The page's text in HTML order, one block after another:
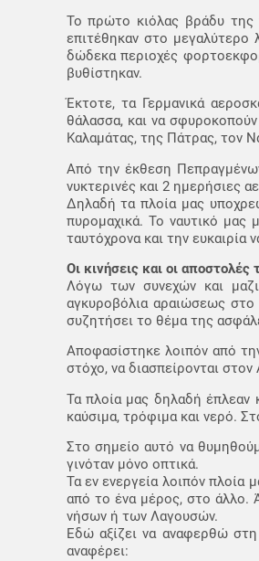
Το πρώτο κιόλας βράδυ της
επιτέθηκαν στο
δώδεκα περιοχές
βυθίστηκαν.
Έκτοτε, τα Γερμανικά
θάλασσα, και να
Καλαμάτας, της Πάτρας, τον
Από την έκθεση
νυκτερινές και 2 ημερήσιες
Δηλαδή τα πλοία μας
πυρομαχικά. Το ναυτικό μας
ταυτόχρονα και την ευκαιρία
Οι κινήσεις και οι
Λόγω των συνεχών και
αγκυροβόλια αραιώσεως
συζητήσει το θέμα της
Αποφασίστηκε λοιπόν από
στόχο, να διασπείρονται
Τα πλοία μας δηλαδή έπλεαν
καύσιμα, τρόφιμα και νερό.
Στο σημείο αυτό να
γινόταν μόνο οπτικά.
Τα εν ενεργεία λοιπόν πλοία
από το ένα μέρος, στο άλλο.
νήσων ή των Λαγουσών.
Εδώ αξίζει να αναφερθώ
αναφέρει: